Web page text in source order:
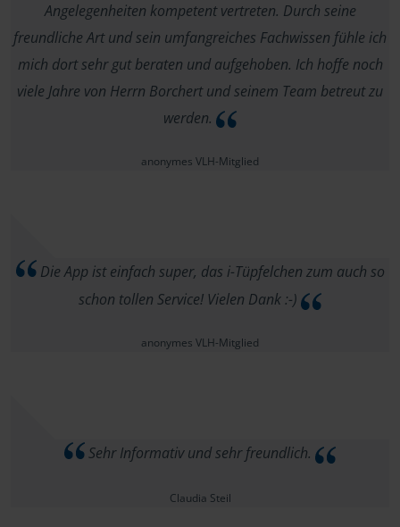
Angelegenheiten kompetent vertreten. Durch seine
freundliche Art und sein umfangreiches Fachwissen fühle ich
mich dort sehr gut beraten und aufgehoben. Ich hoffe noch
viele Jahre von Herrn Borchert und seinem Team betreut zu
werden.
anonymes VLH-Mitglied
Die App ist einfach super, das i-Tüpfelchen zum auch so
schon tollen Service! Vielen Dank :-)
anonymes VLH-Mitglied
Sehr Informativ und sehr freundlich.
Claudia Steil